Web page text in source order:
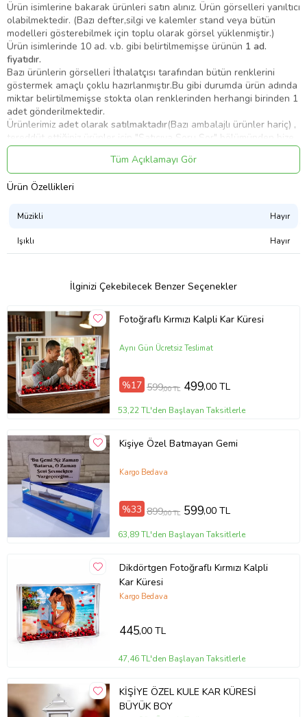
Ürün isimlerine bakarak ürünleri satın alınız. Ürün görselleri yanıltıcı
olabilmektedir. (Bazı defter,silgi ve kalemler stand veya bütün
modelleri gösterebilmek için toplu olarak görsel yüklenmiştir.)
Ürün isimlerinde 10 ad. v.b. gibi belirtilmemişse ürünün 1 ad.
fiyatıdır.
Bazı ürünlerin görselleri İthalatçısı tarafından bütün renklerini
göstermek amaçlı çoklu hazırlanmıştır.Bu gibi durumda ürün adında
miktar belirtilmemişse stokta olan renklerinden herhangi birinden 1
adet gönderilmektedir.
Ürünlerimiz adet olarak satılmaktadır(Bazı ambalajlı ürünler hariç) ,
tereddüt ettiğiniz ürünler için "Satıcıya Soru Sor" bölümünden bize
yazabilirsiniz.
Bazı ürünler asortidir ve stokta olan renkleri/modelleri
gönderilmektedir.
Kitaplarda güncel kapak ve güncel içerik takip edilmektedir, ürün
değişmediği için içeriği günceldir.Müfredat değiştiğinde
YLZ FD2175 PRENSES KAR ATAN FANUS KAR KÜRESİ
Tüm Açıklamayı Gör
Ürün Özellikleri
Müzikli Hayır
Işıklı Hayır
İlginizi Çekebilecek Benzer Seçenekler
Fotoğraflı Kırmızı Kalpli Kar Küresi
Aynı Gün Ücretsiz Teslimat
%17 599,00 TL 499,00 TL
53,22 TL'den Başlayan Taksitlerle
Kişiye Özel Batmayan Gemi
Kargo Bedava
%33 899,00 TL 599,00 TL
63,89 TL'den Başlayan Taksitlerle
Dikdörtgen Fotoğraflı Kırmızı Kalpli
Kar Küresi
Kargo Bedava
445,00 TL
47,46 TL'den Başlayan Taksitlerle
KİŞİYE ÖZEL KULE KAR KÜRESİ
BÜYÜK BOY